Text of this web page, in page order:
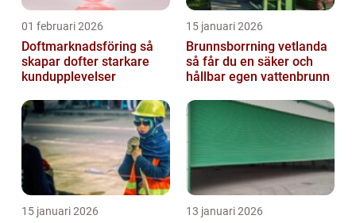
01 februari 2026
Doftmarknadsföring så
skapar dofter starkare
kundupplevelser
15 januari 2026
Brunnsborrning vetlanda
så får du en säker och
hållbar egen vattenbrunn
15 januari 2026 13 januari 2026